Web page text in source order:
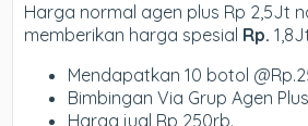
Harga normal agen plus Rp 2,5Jt
memberikan harga spesial Rp.
Mendapatkan 10 botol
Bimbingan Via Grup Agen
Harga jual Rp 250rb.